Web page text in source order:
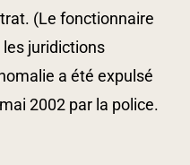
(Le fonctionnaire
juridictions
a été expulsé
2002 par la police.